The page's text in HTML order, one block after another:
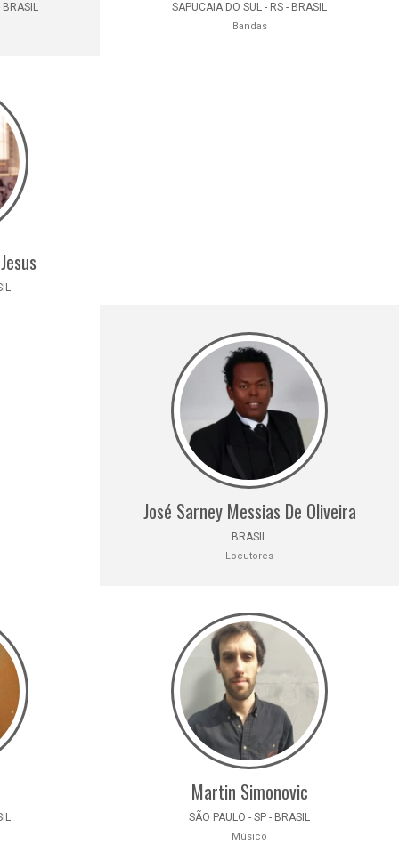
BRASIL SAPUCAIA DO SUL - RS - BRASIL
Bandas
José Sarney Messias De Oliveira
BRASIL
Locutores
Martin Simonovic
SÃO PAULO - SP - BRASIL
Músico